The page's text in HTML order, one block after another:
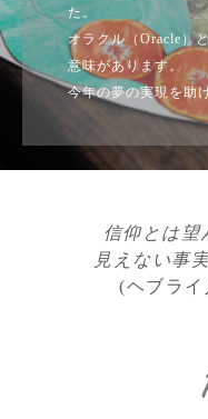
た。
オラクル（Oracle）
意味があります。
今年の夢の実現を助
信仰とは望
見えない事
(ヘブラ